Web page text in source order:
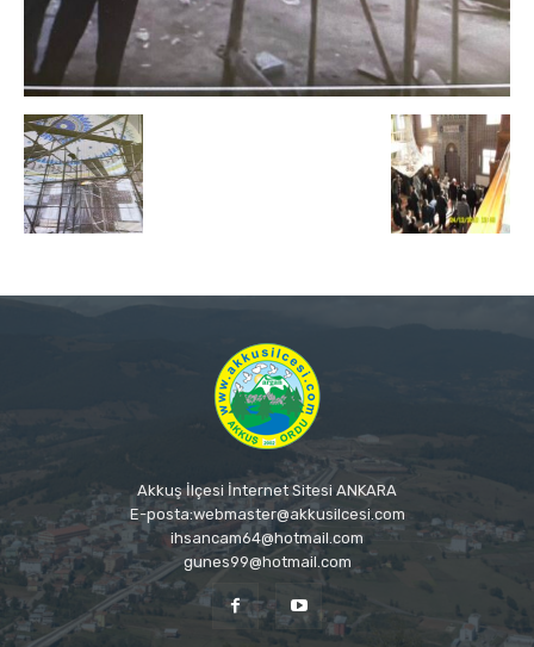
Akkuş İlçesi İnternet Sitesi ANKARA
E-posta:webmaster@akkusilcesi.com
ihsancam64@hotmail.com
gunes99@hotmail.com